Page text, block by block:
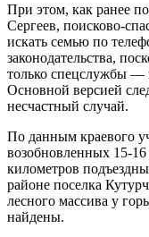
При этом, как ранее
Сергеев, поисково-
искать семью по
законодательства,
только спецслужбы —
Основной версией
несчастный случай.
По данным краевого
возобновленных 15-16
километров
районе поселка
лесного массива у
найдены.